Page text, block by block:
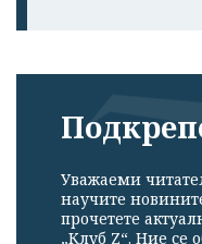
Уважаеми
научите
прочетете
„Клуб Z“. Ние се